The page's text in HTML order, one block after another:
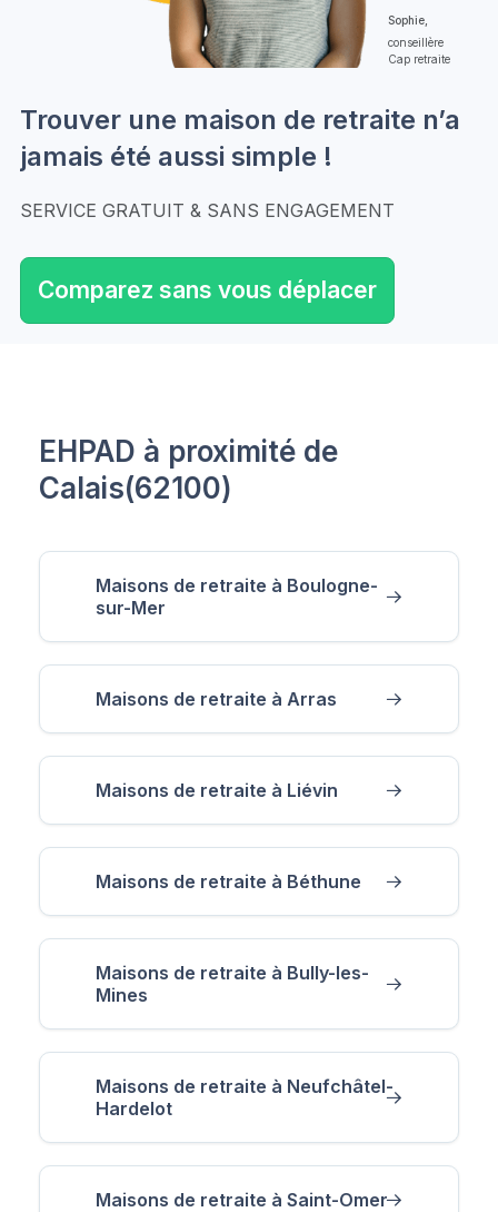
Sophie,
conseillère
Cap retraite
Trouver une maison de retraite n’a
jamais été aussi simple !
SERVICE GRATUIT & SANS ENGAGEMENT
Comparez sans vous déplacer
EHPAD à proximité de
Calais(62100)
Maisons de retraite à Boulogne-
sur-Mer
Maisons de retraite à Arras
Maisons de retraite à Liévin
Maisons de retraite à Béthune
Maisons de retraite à Bully-les-
Mines
Maisons de retraite à Neufchâtel-
Hardelot
Maisons de retraite à Saint-Omer